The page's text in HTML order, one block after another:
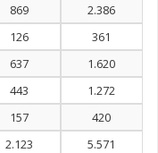
869
2.386
126
361
637
1.620
443
1.272
157
420
2.123
5.571